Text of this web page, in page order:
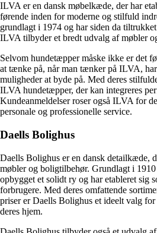
ILVA er en dansk møbelkæde, der har
førende inden for moderne og stilfuld
grundlagt i 1974 og har siden da
ILVA tilbyder et bredt udvalg af møbler
Selvom hundetæpper måske ikke er det
at tænke på, når man tænker på ILVA,
muligheder at byde på. Med deres
ILVA hundetæpper, der kan integreres
Kundeanmeldelser roser også ILVA for
personale og professionelle service.
Daells Bolighus
Daells Bolighus er en dansk detailkæde,
møbler og boligtilbehør. Grundlagt i
opbygget et solidt ry og har etableret sig
forbrugere. Med deres omfattende
priser er Daells Bolighus et ideelt valg
deres hjem.